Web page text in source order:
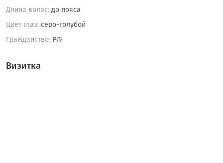
Длина волос: до пояса
Цвет глаз: серо-голубой
Гражданство: РФ
Визитка